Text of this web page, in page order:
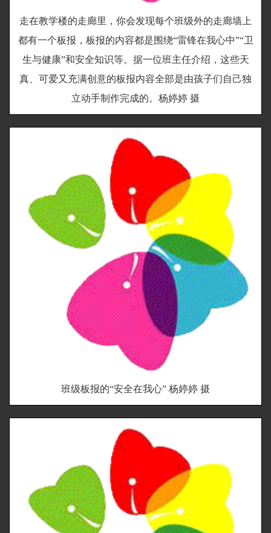
走在教学楼的走廊里，你会发现每个班级外的走廊墙上
都有一个板报，板报的内容都是围绕“雷锋在我心中”“卫
生与健康”和安全知识等。据一位班主任介绍，这些天
真、可爱又充满创意的板报内容全部是由孩子们自己独
立动手制作完成的。杨婷婷 摄
班级板报的“安全在我心” 杨婷婷 摄